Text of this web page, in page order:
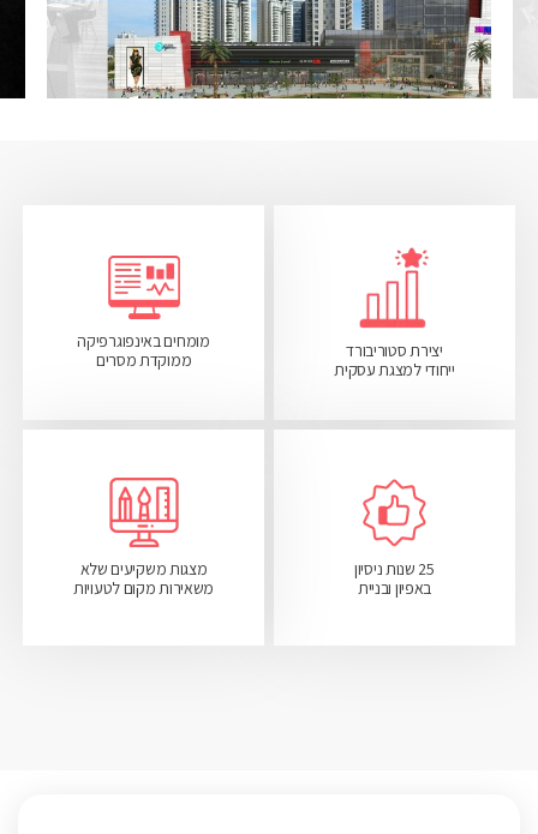
יצירת סטוריבורד
ייחודי למצגת עסקית
מומחים באינפוגרפיקה
ממוקדת מסרים
25 שנות ניסיון
באפיון ובניית
מצגות משקיעים שלא
משאירות מקום לטעויות